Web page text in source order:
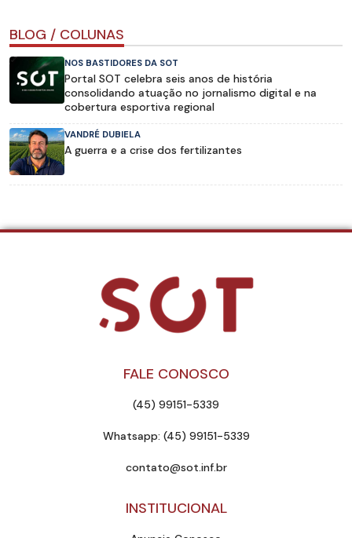
BLOG / COLUNAS
NOS BASTIDORES DA SOT
Portal SOT celebra seis anos de história
consolidando atuação no jornalismo digital e na
cobertura esportiva regional
VANDRÉ DUBIELA
A guerra e a crise dos fertilizantes
FALE CONOSCO
(45) 99151-5339
Whatsapp: (45) 99151-5339
contato@sot.inf.br
INSTITUCIONAL